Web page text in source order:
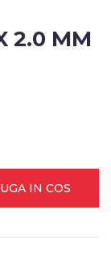
2.0 MM
IN COS